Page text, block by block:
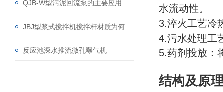
反应池深水推流微孔曝气机
水流动性。
3.淬火工艺冷
4.污水处理工
5.药剂投放：
结构及原